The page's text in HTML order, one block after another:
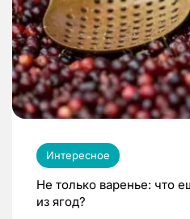
Интересное
Не только варенье: что
из ягод?